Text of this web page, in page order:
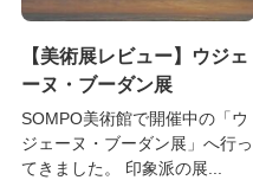
【美術展レビュー】ウジェ
ーヌ・ブーダン展
SOMPO美術館で開催中の「ウ
ジェーヌ・ブーダン展」へ行っ
てきました。 印象派の展...